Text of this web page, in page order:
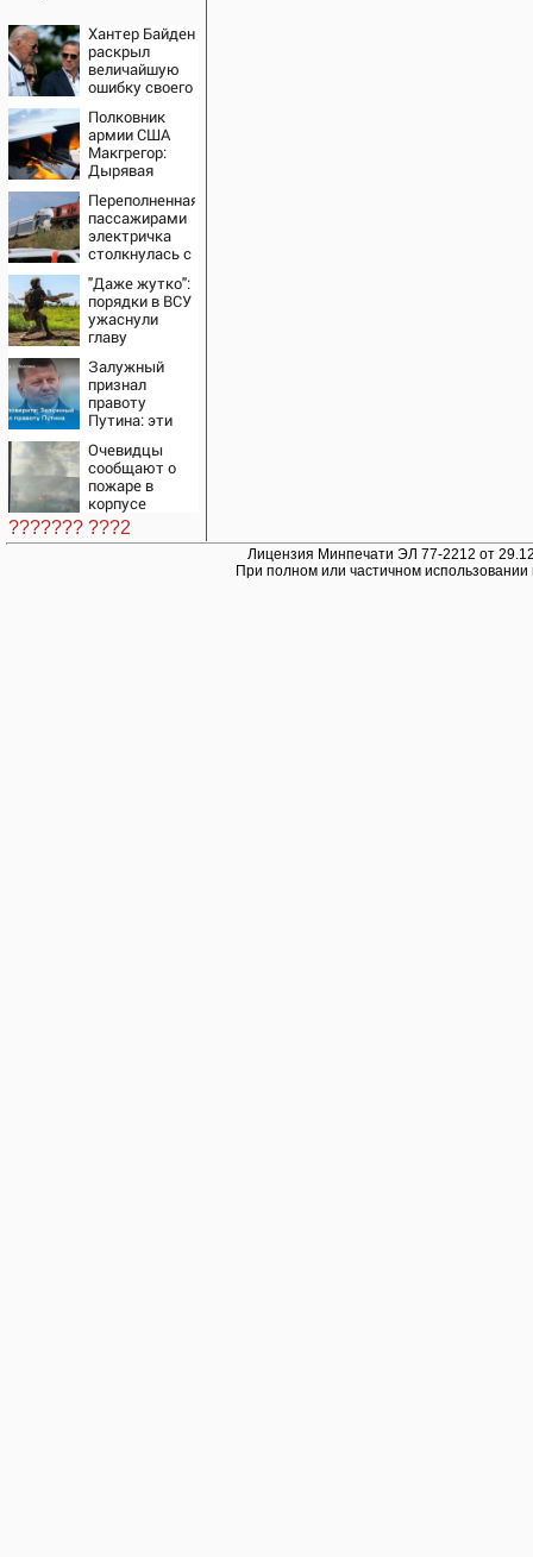
Хантер Байден
раскрыл
величайшую
ошибку своего
бездействие
против
Трампа
Полковник
армии США
Макгрегор:
Дырявая
Одессы -
когда же в
командовании
ВМФ России
за это полетят
головы?
Переполненная
пассажирами
электричка
столкнулась с
поездом —
десятки
человек
пострадали.
Видео с места
ЧП
"Даже жутко":
порядки в ВСУ
ужаснули
главу
армии
Залужный
признал
правоту
Путина: эти
прозвучали не
просто так
Очевидцы
сообщают о
пожаре в
корпусе
ТГСХА
??????? ???2
Лицензия Минпечати ЭЛ 77-2212 от
При полном или частичном